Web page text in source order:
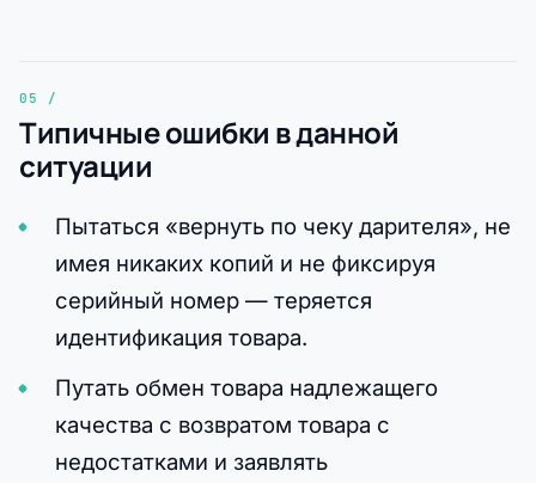
Типичные ошибки в данной
ситуации
Пытаться «вернуть по чеку дарителя», не
имея никаких копий и не фиксируя
серийный номер — теряется
идентификация товара.
Путать обмен товара надлежащего
качества с возвратом товара с
недостатками и заявлять